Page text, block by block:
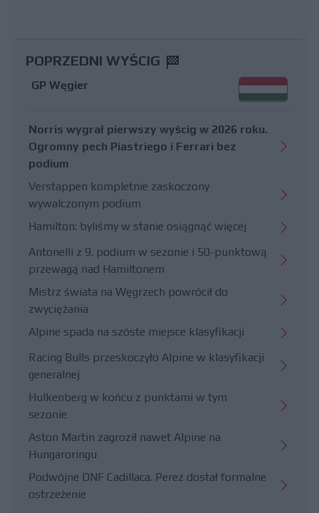
POPRZEDNI WYŚCIG
GP Węgier
Norris wygrał pierwszy wyścig w 2026 roku.
Ogromny pech Piastriego i Ferrari bez
podium
Verstappen kompletnie zaskoczony
wywalczonym podium
Hamilton: byliśmy w stanie osiągnąć więcej
Antonelli z 9. podium w sezonie i 50-punktową
przewagą nad Hamiltonem
Mistrz świata na Węgrzech powrócił do
zwyciężania
Alpine spada na szóste miejsce klasyfikacji
Racing Bulls przeskoczyło Alpine w klasyfikacji
generalnej
Hulkenberg w końcu z punktami w tym
sezonie
Aston Martin zagroził nawet Alpine na
Hungaroringu
Podwójne DNF Cadillaca. Perez dostał formalne
ostrzeżenie